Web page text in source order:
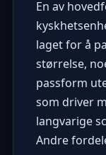
En av
laget for å
størrelse,
passform
som driver
langvarige
Andre